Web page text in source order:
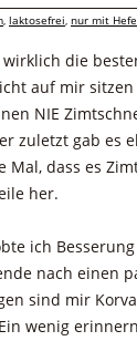
, laktosefrei, nur mit Hefe
wirklich die
auf mir sitzen
NIE
zuletzt gab es
Mal, dass es
her.
ich
nach einen
sind mir
wenig